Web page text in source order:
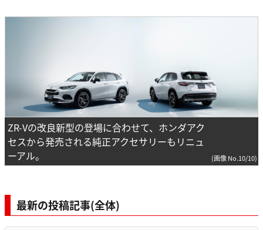
ZR-Vの改良新型の登場に合わせて、ホンダアク
セスから発売される純正アクセサリーもリニュ
ーアル。
(画像 No.10/10)
最新の投稿記事(全体)